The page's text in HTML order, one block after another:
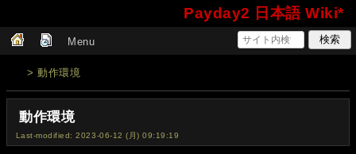
Payday2 日本語 Wiki*
Menu
> 動作環境
動作環境
Last-modified: 2023-06-12 (月) 09:19:19